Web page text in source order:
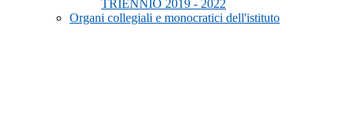
TRIENNIO 2019 - 2022
Organi collegiali e monocratici dell'istituto